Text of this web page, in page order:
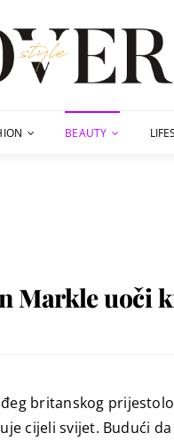
BEAUTY
Markle uoči
britanskog
cijeli svijet. Budući